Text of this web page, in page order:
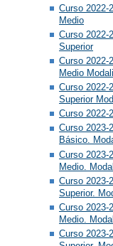
Curso 2022-
Medio
Curso 2022-
Superior
Curso 2022-
Medio
Curso 2022-
Superior
Curso 2022-
Curso 2023-
Básico.
Curso 2023-
Medio.
Curso 2023-
Superior.
Curso 2023-
Medio.
Curso 2023-